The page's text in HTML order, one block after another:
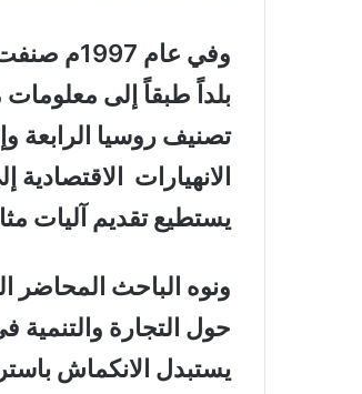
وفي عام
بلداً طبقاً إلى
تصنيف روسيا الرابعة
الانهيارات
يستطيع تقديم آليات
ونوه الباحث المحاضر
يستبدل الانكماش